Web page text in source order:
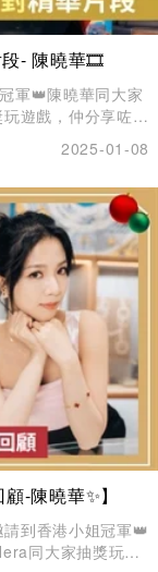
段- 陳曉華🎞️
軍👑陳曉華同大家
遊戲，仲分享咗佢
歸，盡興而返🛍🛍！
2025-01-08
-陳曉華✨】
到香港小姐冠軍👑
同大家抽獎玩遊